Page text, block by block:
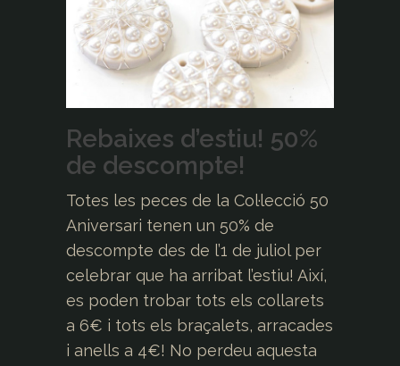
Rebaixes d’estiu! 50%
de descompte!
Totes les peces de la Col·lecció 50
Aniversari tenen un 50% de
descompte des de l’1 de juliol per
celebrar que ha arribat l’estiu! Així,
es poden trobar tots els collarets
a 6€ i tots els braçalets, arracades
i anells a 4€! No perdeu aquesta